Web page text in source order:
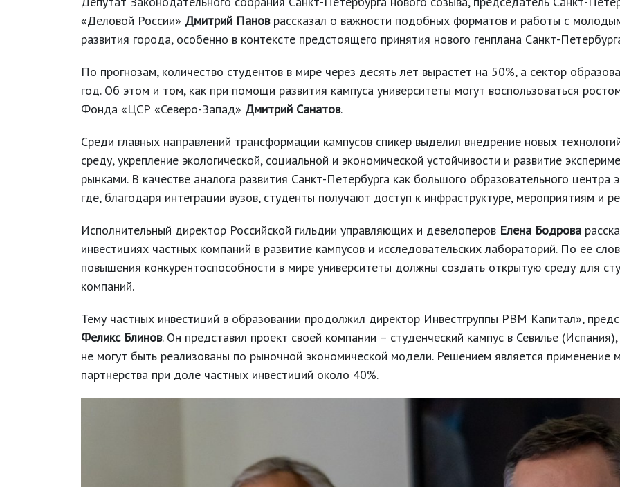
«Деловой России» Дмитрий Панов рассказал о важности подобных форматов и работы с
развития города, особенно в контексте предстоящего принятия нового генплана Санкт-
По прогнозам, количество студентов в мире через десять лет вырастет на 50%, а сектор
год. Об этом и том, как при помощи развития кампуса университеты могут воспользоваться
Фонда «ЦСР «Северо-Запад» Дмитрий Санатов.
Среди главных направлений трансформации кампусов спикер выделил внедрение новых
среду, укрепление экологической, социальной и экономической устойчивости и развитие
рынками. В качестве аналога развития Санкт-Петербурга как большого образовательного центра
где, благодаря интеграции вузов, студенты получают доступ к инфраструктуре, мероприятиям и
Исполнительный директор Российской гильдии управляющих и девелоперов Елена Бодрова
инвестициях частных компаний в развитие кампусов и исследовательских лабораторий. По ее
повышения конкурентоспособности в мире университеты должны создать открытую среду для
компаний.
Тему частных инвестиций в образовании продолжил директор Инвестгруппы РВМ Капитал»,
Феликс Блинов. Он представил проект своей компании – студенческий кампус в Севилье
не могут быть реализованы по рыночной экономической модели. Решением является применение
партнерства при доле частных инвестиций около 40%.